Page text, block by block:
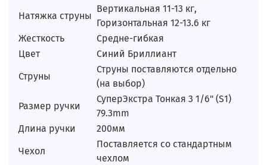
Натяжка струны
Вертикальная 11-13 кг,
Горизонтальная 12-13.6 кг
Жесткость
Средне-гибкая
Цвет
Синий Бриллиант
Струны
Струны поставляются отдельно
(на выбор)
Размер ручки
СуперЭкстра Тонкая 3 1/6" (S1)
79.3mm
Длина ручки
200мм
Чехол
Поставляется со стандартным
чехлом